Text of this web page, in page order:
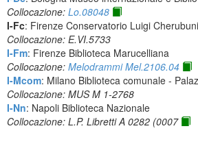
Collocazione: Lo.08048
I-Fc: Firenze Conservatorio Luigi Cherubuni
Collocazione: E.VI.5733
I-Fm: Firenze Biblioteca Marucelliana
Collocazione: Melodrammi Mel.2106.04
I-Mcom: Milano Biblioteca comunale -
Collocazione: MUS M 1-2768
I-Nn: Napoli Biblioteca Nazionale
Collocazione: L.P. Libretti A 0282 (0007